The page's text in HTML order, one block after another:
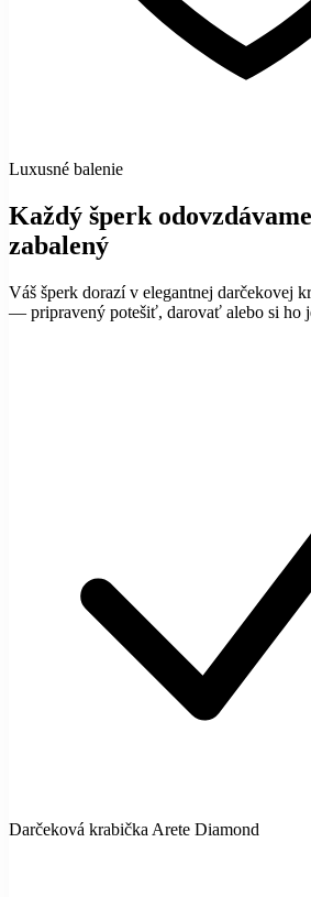
Luxusné balenie
Každý šperk
zabalený
Váš šperk dorazí v elegantnej darčekovej
— pripravený potešiť, darovať alebo si ho
Darčeková krabička Arete Diamond